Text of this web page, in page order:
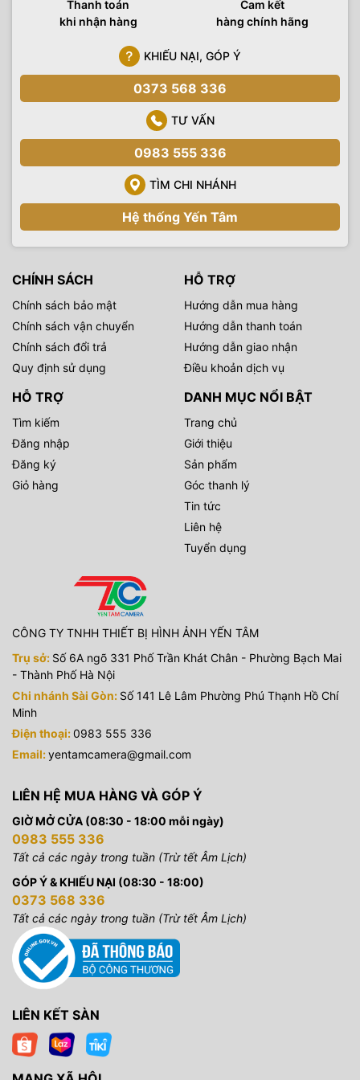
Sản phẩm được bán với giá ưu đãi tạiYến Tâm Camera
chuyên cung cấp các loại máy ảnh, máy
quay phim, các loại đèn phục vụ quay phim, chụp ảnh sản
phẩm, ngoài trời, các sản phẩm, phụ kiện công nghệ hàng
chính hãng. Thiết bị hình ảnh Yến Tâm cũng là đơn vịsetup
trọn gói, tư vấn và chuyển giao các công nghệ
trường quay ảo đến mọi khách hàng có nhu cầu.
Thanh toán
khi nhận hàng
Cam kết
hàng chính hãng
KHIẾU NẠI, GÓP Ý
0373 568 336
TƯ VẤN
0983 555 336
TÌM CHI NHÁNH
Hệ thống Yến Tâm
CHÍNH SÁCH
Chính sách bảo mật
Chính sách vận chuyển
Chính sách đổi trả
Quy định sử dụng
HỖ TRỢ
Hướng dẫn mua hàng
Hướng dẫn thanh toán
Hướng dẫn giao nhận
Điều khoản dịch vụ
HỖ TRỢ
Tìm kiếm
Đăng nhập
Đăng ký
Giỏ hàng
DANH MỤC NỔI BẬT
Trang chủ
Giới thiệu
Sản phẩm
Góc thanh lý
Tin tức
Liên hệ
Tuyển dụng
CÔNG TY TNHH THIẾT BỊ HÌNH ẢNH YẾN TÂM
Trụ sở: Số 6A ngõ 331 Phố Trần Khát Chân - Phường Bạch Mai
- Thành Phố Hà Nội
Chi nhánh Sài Gòn: Số 141 Lê Lâm Phường Phú Thạnh Hồ Chí
Minh
Điện thoại:0983 555 336
Email:yentamcamera@gmail.com
LIÊN HỆ MUA HÀNG VÀ GÓP Ý
GIỜ MỞ CỬA (08:30 - 18:00 mỗi ngày)
0983 555 336
Tất cả các ngày trong tuần (Trừ tết Âm Lịch)
GÓP Ý & KHIẾU NẠI (08:30 - 18:00)
0373 568 336
Tất cả các ngày trong tuần (Trừ tết Âm Lịch)
LIÊN KẾT SÀN